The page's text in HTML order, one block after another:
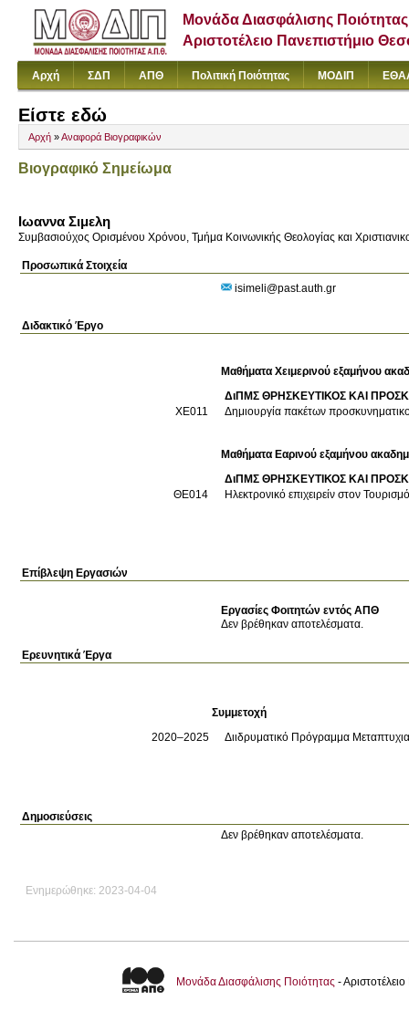
Μονάδα Διασφάλισης Ποιότητας
Αριστοτέλειο Πανεπιστήμιο
Αρχή ΣΔΠ ΑΠΘ Πολιτική Ποιότητας ΜΟΔΙΠ
Είστε εδώ
Αρχή »Αναφορά Βιογραφικών
Βιογραφικό Σημείωμα
Ιωαννα Σιμελη
Συμβασιούχος Ορισμένου Χρόνου, Τμήμα Κοινωνικής Θεολογίας και
Προσωπικά Στοιχεία
isimeli@past.auth.gr
Διδακτικό Έργο
Μαθήματα Χειμερινού εξαμήνου
ΔιΠΜΣ ΘΡΗΣΚΕΥΤΙΚΟΣ ΚΑΙ
ΧΕ011
Δημιουργία πακέτων
Μαθήματα Εαρινού εξαμήνου
ΔιΠΜΣ ΘΡΗΣΚΕΥΤΙΚΟΣ ΚΑΙ
ΘΕ014
Ηλεκτρονικό επιχειρείν στον Τουρισμό
Επίβλεψη Εργασιών
Εργασίες Φοιτητών εντός ΑΠΘ
Δεν βρέθηκαν αποτελέσματα.
Ερευνητικά Έργα
Συμμετοχή
2020–2025
Διιδρυματικό Πρόγραμμα
Δημοσιεύσεις
Δεν βρέθηκαν αποτελέσματα.
Ενημερώθηκε: 2023-04-04
Μονάδα Διασφάλισης Ποιότητας -